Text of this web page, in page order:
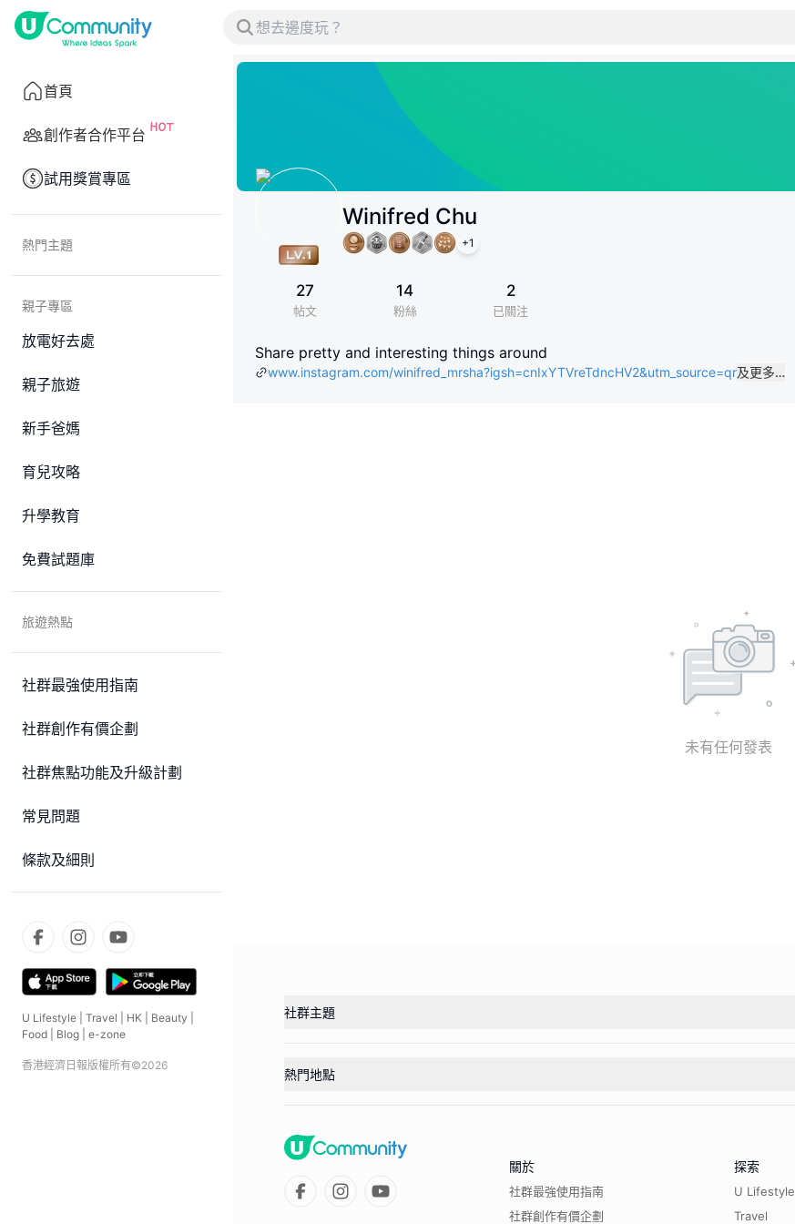
首頁
創作者合作平台
試用獎賞專區
熱門主題
親子專區
放電好去處
親子旅遊
新手爸媽
育兒攻略
升學教育
免費試題庫
旅遊熱點
社群最強使用指南
社群創作有價企劃
社群焦點功能及升級計劃
常見問題
條款及細則
U Lifestyle Travel HK Beauty
Food
Blog e-zone
香港經濟日報版權所有©2026
Winifred Chu
+1
27
帖文
14
粉絲
2
已關注
Share pretty and interesting things around
www.instagram.com/winifred_mrsha?igsh=cnIxYTVreTdncHV2&utm_source=qr及更多…
未有任何發表
社群主題
熱門地點
關於
社群最強使用指南
社群創作有價企劃
探索
U Lifestyle
Travel